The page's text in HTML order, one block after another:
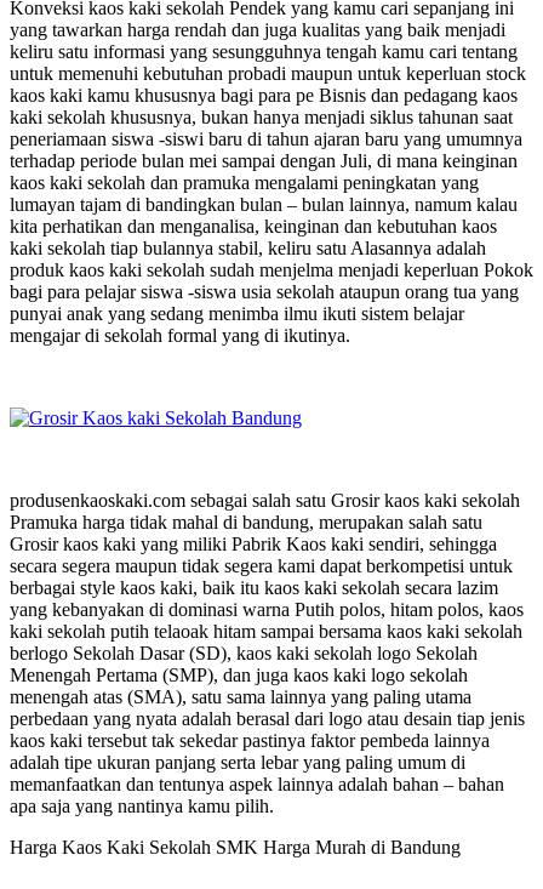
Konveksi kaos kaki sekolah Pendek yang kamu cari sepanjang ini
yang tawarkan harga rendah dan juga kualitas yang baik menjadi
keliru satu informasi yang sesungguhnya tengah kamu cari tentang
untuk memenuhi kebutuhan probadi maupun untuk keperluan stock
kaos kaki kamu khususnya bagi para pe Bisnis dan pedagang kaos
kaki sekolah khususnya, bukan hanya menjadi siklus tahunan saat
peneriamaan siswa -siswi baru di tahun ajaran baru yang umumnya
terhadap periode bulan mei sampai dengan Juli, di mana keinginan
kaos kaki sekolah dan pramuka mengalami peningkatan yang
lumayan tajam di bandingkan bulan – bulan lainnya, namum kalau
kita perhatikan dan menganalisa, keinginan dan kebutuhan kaos
kaki sekolah tiap bulannya stabil, keliru satu Alasannya adalah
produk kaos kaki sekolah sudah menjelma menjadi keperluan Pokok
bagi para pelajar siswa -siswa usia sekolah ataupun orang tua yang
punyai anak yang sedang menimba ilmu ikuti sistem belajar
mengajar di sekolah formal yang di ikutinya.
produsenkaoskaki.com sebagai salah satu Grosir kaos kaki sekolah
Pramuka harga tidak mahal di bandung, merupakan salah satu
Grosir kaos kaki yang miliki Pabrik Kaos kaki sendiri, sehingga
secara segera maupun tidak segera kami dapat berkompetisi untuk
berbagai style kaos kaki, baik itu kaos kaki sekolah secara lazim
yang kebanyakan di dominasi warna Putih polos, hitam polos, kaos
kaki sekolah putih telaoak hitam sampai bersama kaos kaki sekolah
berlogo Sekolah Dasar (SD), kaos kaki sekolah logo Sekolah
Menengah Pertama (SMP), dan juga kaos kaki logo sekolah
menengah atas (SMA), satu sama lainnya yang paling utama
perbedaan yang nyata adalah berasal dari logo atau desain tiap jenis
kaos kaki tersebut tak sekedar pastinya faktor pembeda lainnya
adalah tipe ukuran panjang serta lebar yang paling umum di
memanfaatkan dan tentunya aspek lainnya adalah bahan – bahan
apa saja yang nantinya kamu pilih.
Harga Kaos Kaki Sekolah SMK Harga Murah di Bandung